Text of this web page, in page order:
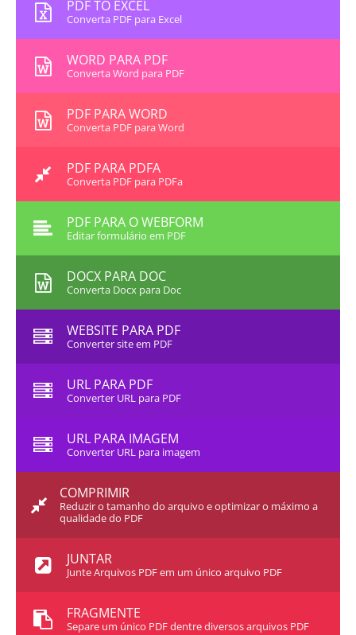
PDF TO EXCEL
Converta PDF para Excel
WORD PARA PDF
Converta Word para PDF
PDF PARA WORD
Converta PDF para Word
PDF PARA PDFA
Converta PDF para PDFa
PDF PARA O WEBFORM
Editar formulário em PDF
DOCX PARA DOC
Converta Docx para Doc
WEBSITE PARA PDF
Converter site em PDF
URL PARA PDF
Converter URL para PDF
URL PARA IMAGEM
Converter URL para imagem
COMPRIMIR
Reduzir o tamanho do arquivo e optimizar o máximo a
qualidade do PDF
JUNTAR
Junte Arquivos PDF em um único arquivo PDF
FRAGMENTE
Separe um único PDF dentre diversos arquivos PDF